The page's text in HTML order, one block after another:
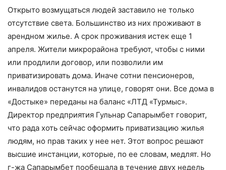
Открыто возмущаться людей заставило не только
отсутствие света. Большинство из них проживают в
арендном жилье. А срок проживания истек еще 1
апреля. Жители микрорайона требуют, чтобы с ними
или продлили договор, или позволили им
приватизировать дома. Иначе сотни пенсионеров,
инвалидов останутся на улице, говорят они. Все дома в
«Достыке» переданы на баланс «ЛТД «Турмыс».
Директор предприятия Гульнар Сапарымбет говорит,
что рада хоть сейчас оформить приватизацию жилья
людям, но прав таких у нее нет. Этот вопрос решают
высшие инстанции, которые, по ее словам, медлят. Но
г-жа Сапарымбет пообещала в течение двух недель